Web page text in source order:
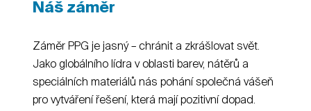
Náš záměr
Záměr PPG je jasný – chránit a zkrášlovat svět.
Jako globálního lídra v oblasti barev, nátěrů a
speciálních materiálů nás pohání společná vášeň
pro vytváření řešení, která mají pozitivní dopad.